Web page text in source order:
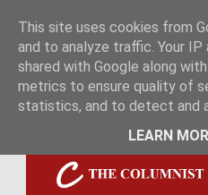
This site uses cookies from
and to analyze traffic. Your
shared with Google along
metrics to ensure quality of
statistics, and to detect and
LEARN